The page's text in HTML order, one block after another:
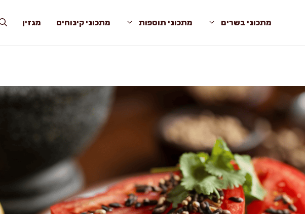
מתכוני בשרים מתכוני תוספות מתכוני קינוחים מגזין